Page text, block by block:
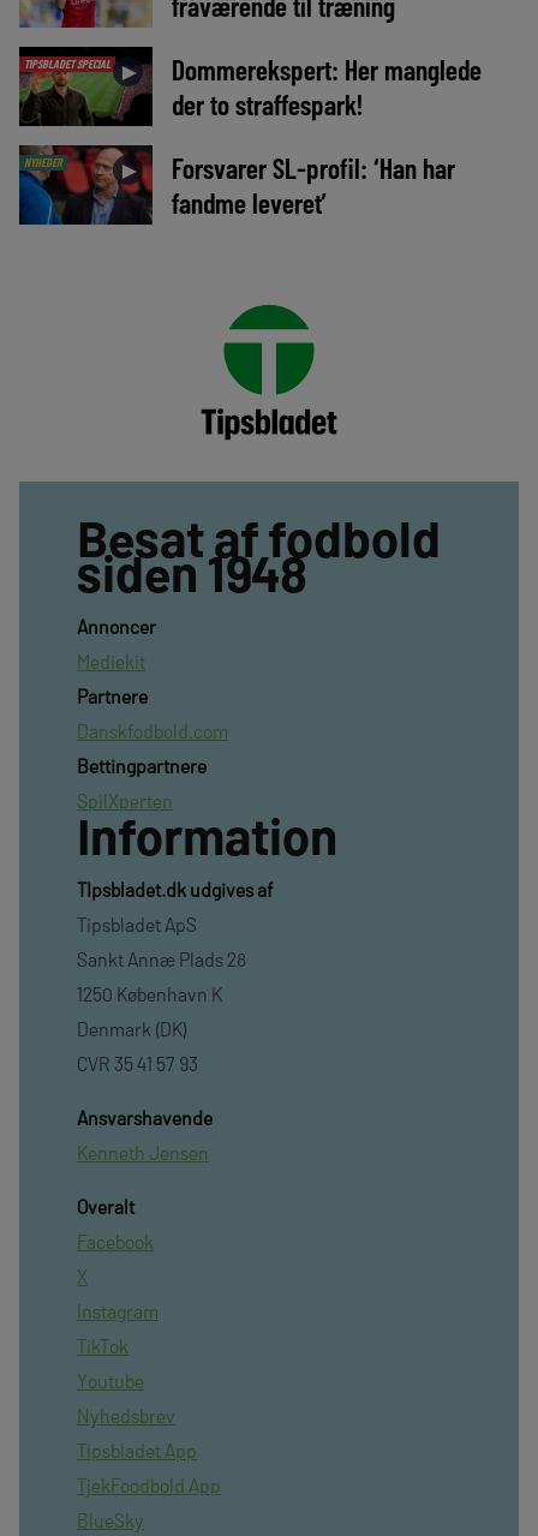
TIPSBLADET SPECIAL ►
Dommerekspert: Her manglede
der to straffespark!
NYHEDER ►
Forsvarer SL-profil: ‘Han har
fandme leveret’
Besat af fodbold
siden 1948
Annoncer
Mediekit
Partnere
Danskfodbold.com
Bettingpartnere
SpilXperten
Information
TIpsbladet.dk udgives af
Tipsbladet ApS
Sankt Annæ Plads 28
1250 København K
Denmark (DK)
CVR 35 41 57 93
Ansvarshavende
Kenneth Jensen
Overalt
Facebook
X
Instagram
TikTok
Youtube
Nyhedsbrev
Tipsbladet App
TjekFoodbold App
BlueSky